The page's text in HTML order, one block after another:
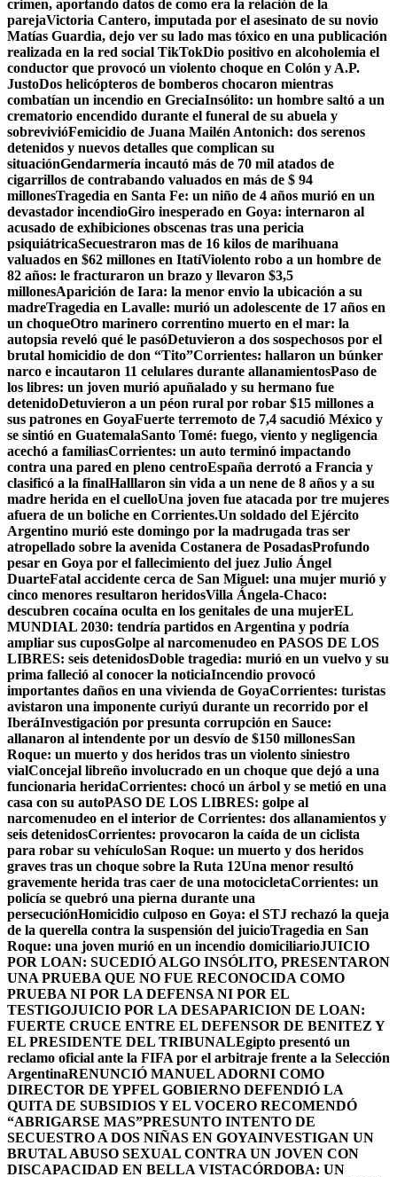
crimen, aportando datos de como era la relación de la
parejaVictoria Cantero, imputada por el asesinato de su novio
Matías Guardia, dejo ver su lado mas tóxico en una publicación
realizada en la red social TikTokDio positivo en alcoholemia el
conductor que provocó un violento choque en Colón y A.P.
JustoDos helicópteros de bomberos chocaron mientras
combatían un incendio en GreciaInsólito: un hombre saltó a un
crematorio encendido durante el funeral de su abuela y
sobrevivióFemicidio de Juana Mailén Antonich: dos serenos
detenidos y nuevos detalles que complican su
situaciónGendarmería incautó más de 70 mil atados de
cigarrillos de contrabando valuados en más de $ 94
millonesTragedia en Santa Fe: un niño de 4 años murió en un
devastador incendioGiro inesperado en Goya: internaron al
acusado de exhibiciones obscenas tras una pericia
psiquiátricaSecuestraron mas de 16 kilos de marihuana
valuados en $62 millones en ItatíViolento robo a un hombre de
82 años: le fracturaron un brazo y llevaron $3,5
millonesAparición de Iara: la menor envio la ubicación a su
madreTragedia en Lavalle: murió un adolescente de 17 años en
un choqueOtro marinero correntino muerto en el mar: la
autopsia reveló qué le pasóDetuvieron a dos sospechosos por el
brutal homicidio de don “Tito”Corrientes: hallaron un búnker
narco e incautaron 11 celulares durante allanamientosPaso de
los libres: un joven murió apuñalado y su hermano fue
detenidoDetuvieron a un péon rural por robar $15 millones a
sus patrones en GoyaFuerte terremoto de 7,4 sacudió México y
se sintió en GuatemalaSanto Tomé: fuego, viento y negligencia
acechó a familiasCorrientes: un auto terminó impactando
contra una pared en pleno centroEspaña derrotó a Francia y
clasificó a la finalHalllaron sin vida a un nene de 8 años y a su
madre herida en el cuelloUna joven fue atacada por tre mujeres
afuera de un boliche en Corrientes.Un soldado del Ejército
Argentino murió este domingo por la madrugada tras ser
atropellado sobre la avenida Costanera de PosadasProfundo
pesar en Goya por el fallecimiento del juez Julio Ángel
DuarteFatal accidente cerca de San Miguel: una mujer murió y
cinco menores resultaron heridosVilla Ángela-Chaco:
descubren cocaína oculta en los genitales de una mujerEL
MUNDIAL 2030: tendría partidos en Argentina y podría
ampliar sus cuposGolpe al narcomenudeo en PASOS DE LOS
LIBRES: seis detenidosDoble tragedia: murió en un vuelvo y su
prima falleció al conocer la noticiaIncendio provocó
importantes daños en una vivienda de GoyaCorrientes: turistas
avistaron una imponente curiyú durante un recorrido por el
IberáInvestigación por presunta corrupción en Sauce:
allanaron al intendente por un desvío de $150 millonesSan
Roque: un muerto y dos heridos tras un violento siniestro
vialConcejal libreño involucrado en un choque que dejó a una
funcionaria heridaCorrientes: chocó un árbol y se metió en una
casa con su autoPASO DE LOS LIBRES: golpe al
narcomenudeo en el interior de Corrientes: dos allanamientos y
seis detenidosCorrientes: provocaron la caída de un ciclista
para robar su vehículoSan Roque: un muerto y dos heridos
graves tras un choque sobre la Ruta 12Una menor resultó
gravemente herida tras caer de una motocicletaCorrientes: un
policía se quebró una pierna durante una
persecuciónHomicidio culposo en Goya: el STJ rechazó la queja
de la querella contra la suspensión del juicioTragedia en San
Roque: una joven murió en un incendio domiciliarioJUICIO
POR LOAN: SUCEDIÓ ALGO INSÓLITO, PRESENTARON
UNA PRUEBA QUE NO FUE RECONOCIDA COMO
PRUEBA NI POR LA DEFENSA NI POR EL
TESTIGOJUICIO POR LA DESAPARICION DE LOAN:
FUERTE CRUCE ENTRE EL DEFENSOR DE BENITEZ Y
EL PRESIDENTE DEL TRIBUNALEgipto presentó un
reclamo oficial ante la FIFA por el arbitraje frente a la Selección
ArgentinaRENUNCIÓ MANUEL ADORNI COMO
DIRECTOR DE YPFEL GOBIERNO DEFENDIÓ LA
QUITA DE SUBSIDIOS Y EL VOCERO RECOMENDÓ
“ABRIGARSE MAS”PRESUNTO INTENTO DE
SECUESTRO A DOS NIÑAS EN GOYAINVESTIGAN UN
BRUTAL ABUSO SEXUAL CONTRA UN JOVEN CON
DISCAPACIDAD EN BELLA VISTACÓRDOBA: UN